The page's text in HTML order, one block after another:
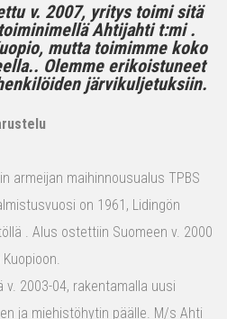
v. 2007, yritys toimi sitä
Ahtijahti t:mi .
mutta toimimme koko
Olemme erikoistuneet
järvikuljetuksiin.
armeijan maihinnousualus TPBS
on 1961, Lidingön
. Alus ostettiin Suomeen v. 2000
2003-04, rakentamalla uusi
ja miehistöhytin päälle. M/s Ahti